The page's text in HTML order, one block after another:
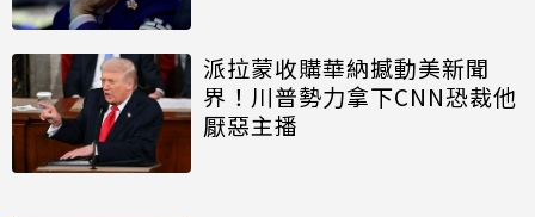
派拉蒙收購華納撼動美新聞
界！川普勢力拿下CNN恐裁他
厭惡主播